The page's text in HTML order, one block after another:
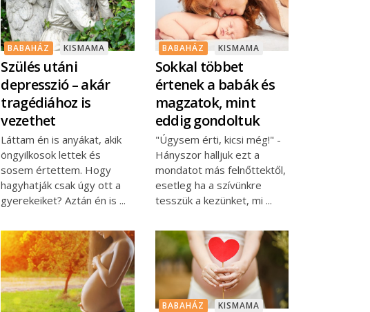
BABAHÁZ KISMAMA
Szülés utáni
depresszió – akár
tragédiához is
vezethet
Láttam én is anyákat, akik
öngyilkosok lettek és
sosem értettem. Hogy
hagyhatják csak úgy ott a
gyerekeiket? Aztán én is
BABAHÁZ KISMAMA
Sokkal többet
értenek a babák és
magzatok, mint
eddig gondoltuk
"Úgysem érti, kicsi még!" -
Hányszor halljuk ezt a
mondatot más felnőttektől,
esetleg ha a szívünkre
tesszük a kezünket, mi
BABAHÁZ KISMAMA